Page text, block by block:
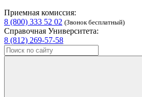
Приемная комиссия:
8 (800) 333 52 02 (Звонок бесплатный)
Справочная Университета:
8 (812) 269-57-58